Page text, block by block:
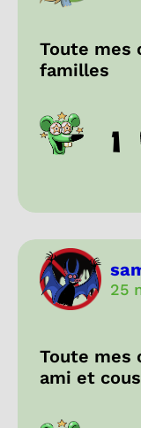
Toute mes
familles
1
25
Toute mes
ami et